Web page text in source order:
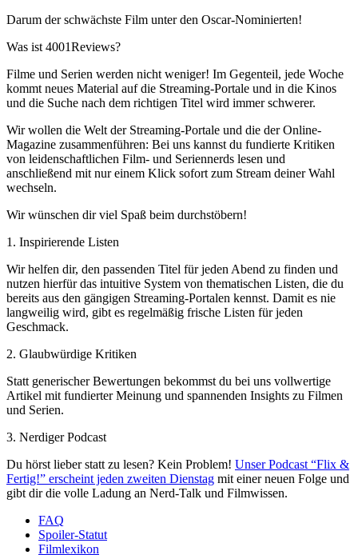
Darum der schwächste Film unter den Oscar-Nominierten!
Was ist 4001Reviews?
Filme und Serien werden nicht weniger! Im Gegenteil, jede Woche
kommt neues Material auf die Streaming-Portale und in die Kinos
und die Suche nach dem richtigen Titel wird immer schwerer.
Wir wollen die Welt der Streaming-Portale und die der Online-
Magazine zusammenführen: Bei uns kannst du fundierte Kritiken
von leidenschaftlichen Film- und Seriennerds lesen und
anschließend mit nur einem Klick sofort zum Stream deiner Wahl
wechseln.
Wir wünschen dir viel Spaß beim durchstöbern!
1. Inspirierende Listen
Wir helfen dir, den passenden Titel für jeden Abend zu finden und
nutzen hierfür das intuitive System von thematischen Listen, die du
bereits aus den gängigen Streaming-Portalen kennst. Damit es nie
langweilig wird, gibt es regelmäßig frische Listen für jeden
Geschmack.
2. Glaubwürdige Kritiken
Statt generischer Bewertungen bekommst du bei uns vollwertige
Artikel mit fundierter Meinung und spannenden Insights zu Filmen
und Serien.
3. Nerdiger Podcast
Du hörst lieber statt zu lesen? Kein Problem! Unser Podcast “Flix &
Fertig!” erscheint jeden zweiten Dienstag mit einer neuen Folge und
gibt dir die volle Ladung an Nerd-Talk und Filmwissen.
FAQ
Spoiler-Statut
Filmlexikon